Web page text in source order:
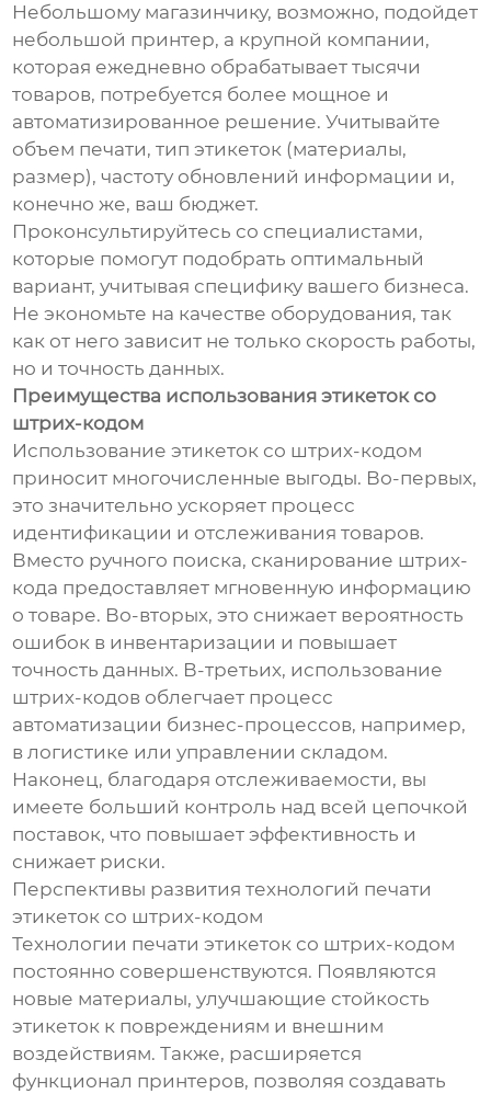
Небольшому магазинчику, возможно, подойдет
небольшой принтер, а крупной компании,
которая ежедневно обрабатывает тысячи
товаров, потребуется более мощное и
автоматизированное решение. Учитывайте
объем печати, тип этикеток (материалы,
размер), частоту обновлений информации и,
конечно же, ваш бюджет.
Проконсультируйтесь со специалистами,
которые помогут подобрать оптимальный
вариант, учитывая специфику вашего бизнеса.
Не экономьте на качестве оборудования, так
как от него зависит не только скорость работы,
но и точность данных.
Преимущества использования этикеток со
штрих-кодом
Использование этикеток со штрих-кодом
приносит многочисленные выгоды. Во-первых,
это значительно ускоряет процесс
идентификации и отслеживания товаров.
Вместо ручного поиска, сканирование штрих-
кода предоставляет мгновенную информацию
о товаре. Во-вторых, это снижает вероятность
ошибок в инвентаризации и повышает
точность данных. В-третьих, использование
штрих-кодов облегчает процесс
автоматизации бизнес-процессов, например,
в логистике или управлении складом.
Наконец, благодаря отслеживаемости, вы
имеете больший контроль над всей цепочкой
поставок, что повышает эффективность и
снижает риски.
Перспективы развития технологий печати
этикеток со штрих-кодом
Технологии печати этикеток со штрих-кодом
постоянно совершенствуются. Появляются
новые материалы, улучшающие стойкость
этикеток к повреждениям и внешним
воздействиям. Также, расширяется
функционал принтеров, позволяя создавать